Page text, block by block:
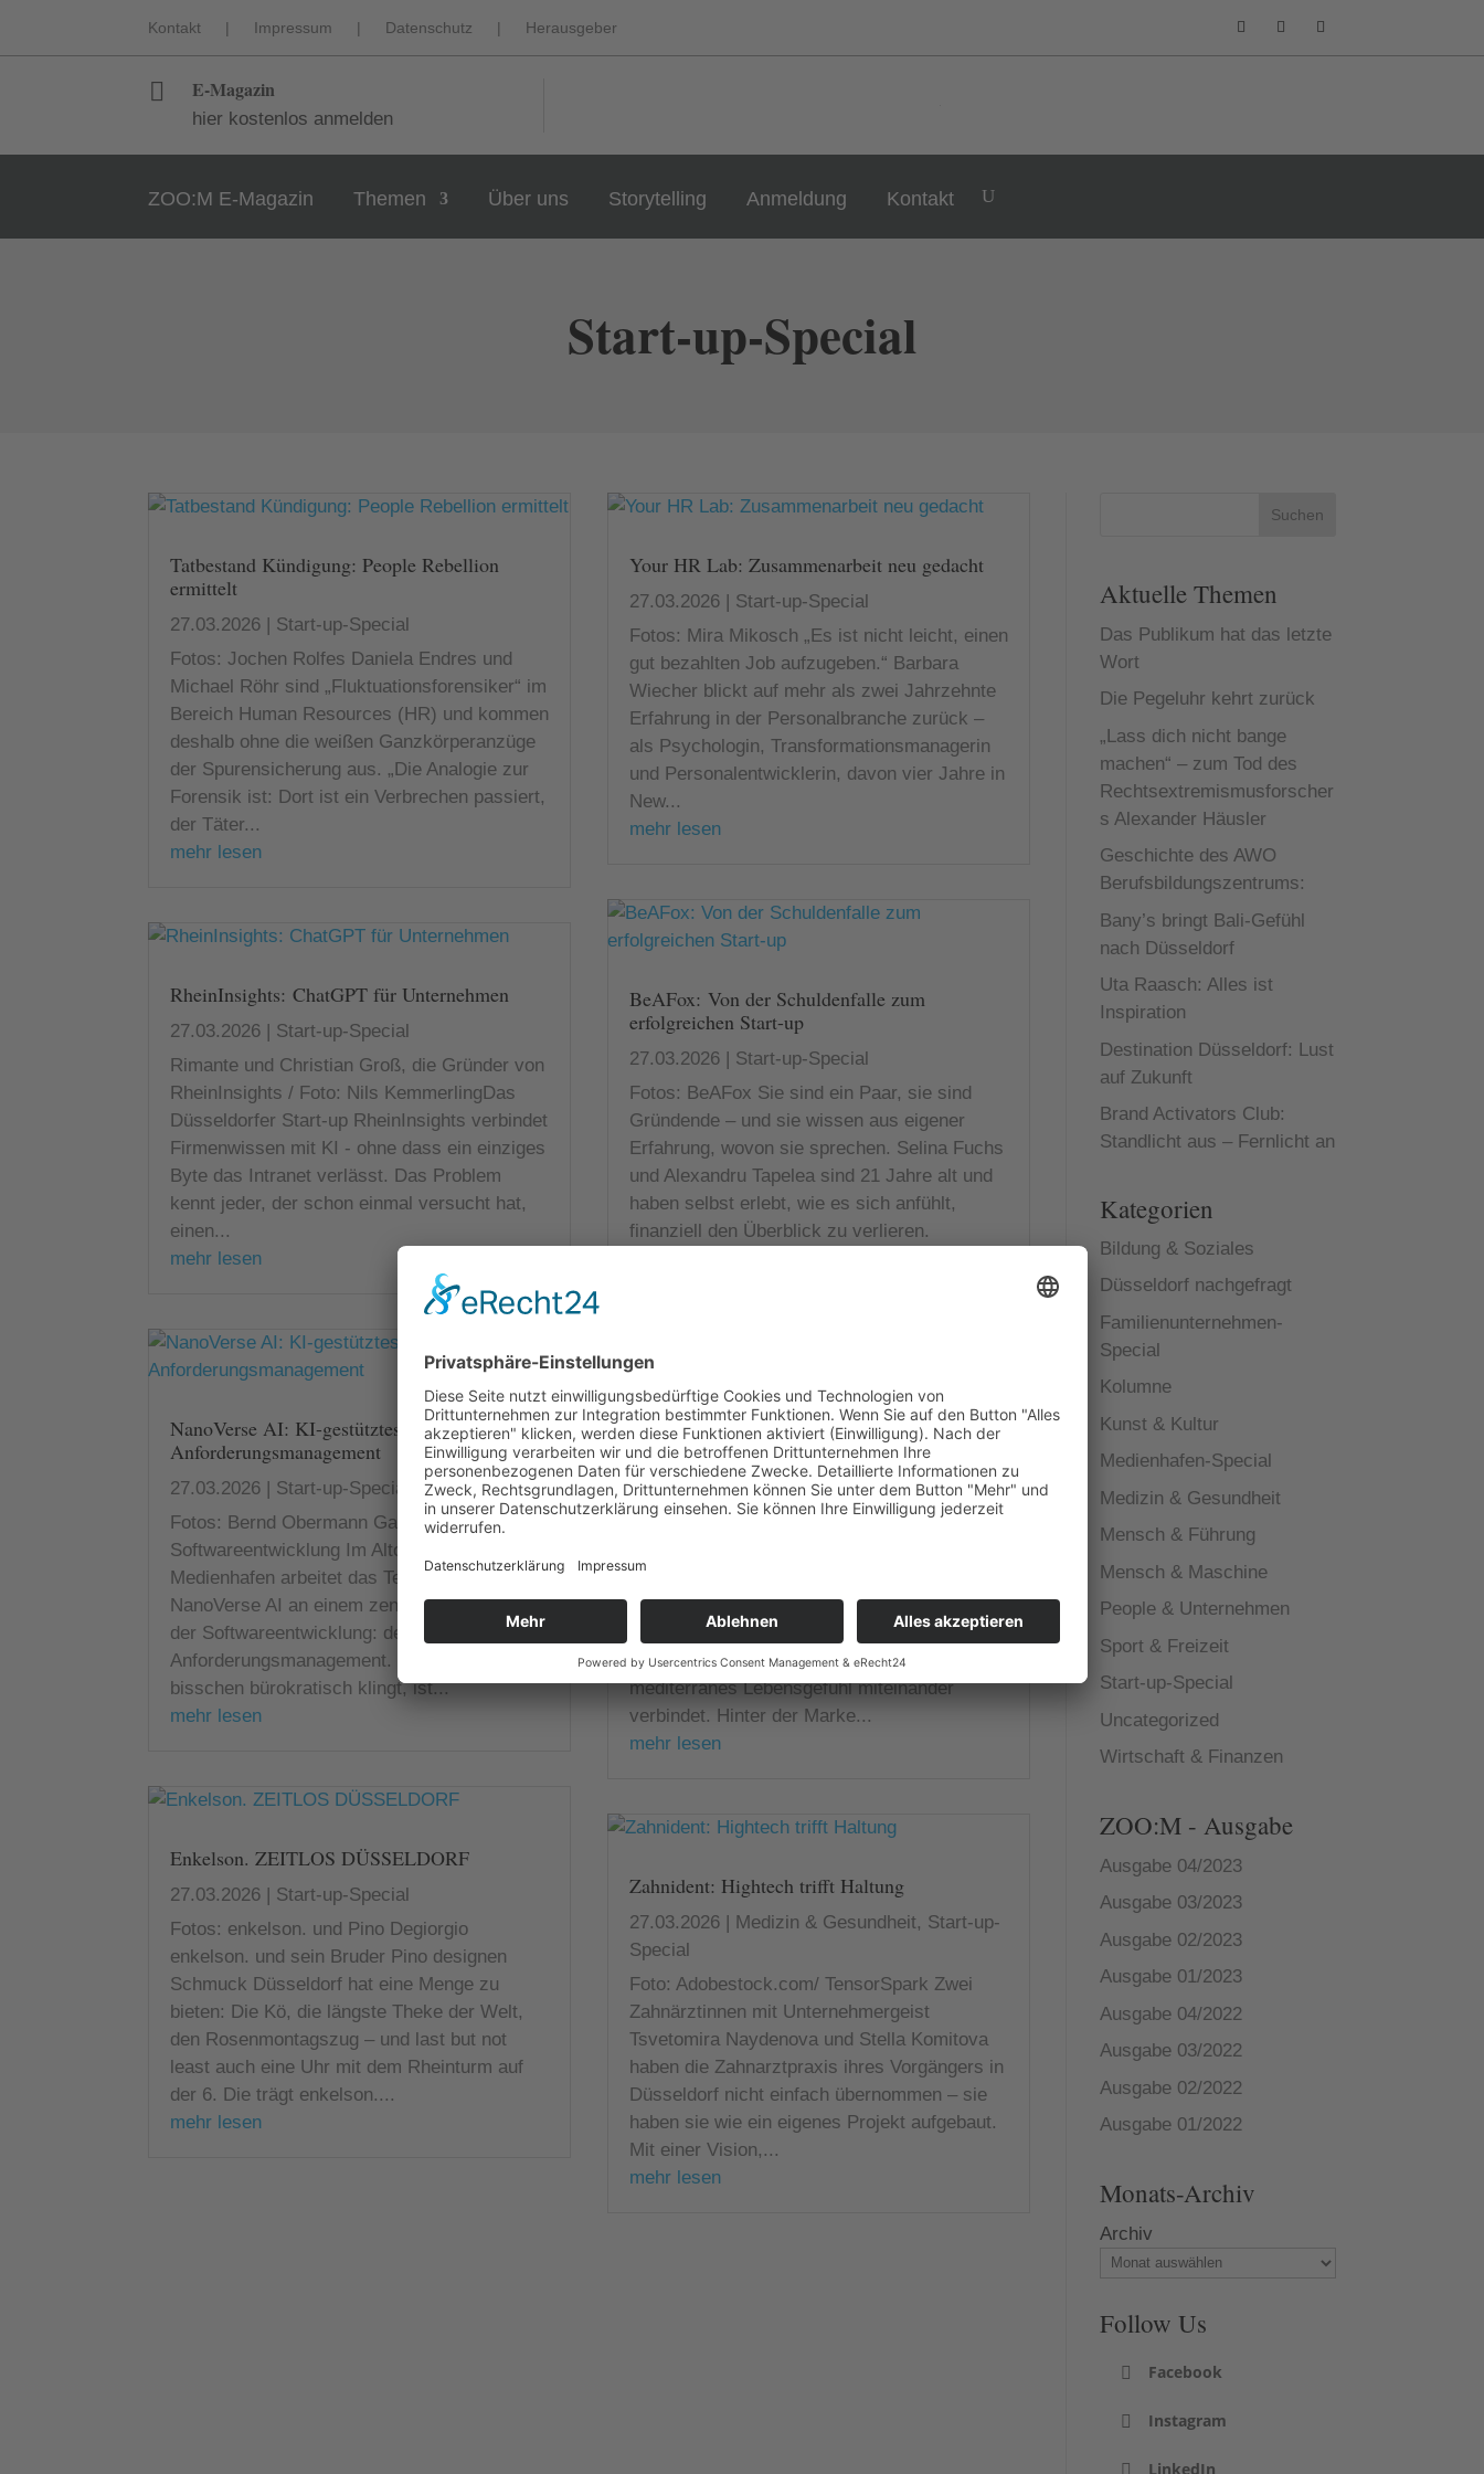
Kontakt | Impressum | Datenschutz | Herausgeber
 E-Magazin
hier kostenlos anmelden
ZOO:M E-Magazin Themen Über uns Storytelling Anmeldung Kontakt
Start-up-Special
Tatbestand Kündigung: People Rebellion
ermittelt
27.03.2026 | Start-up-Special
Fotos: Jochen Rolfes Daniela Endres und
Michael Röhr sind „Fluktuationsforensiker“ im
Bereich Human Resources (HR) und kommen
deshalb ohne die weißen Ganzkörperanzüge
der Spurensicherung aus. „Die Analogie zur
Forensik ist: Dort ist ein Verbrechen passiert,
der Täter...
mehr lesen
RheinInsights: ChatGPT für Unternehmen
27.03.2026 | Start-up-Special
Rimante und Christian Groß, die Gründer von
RheinInsights / Foto: Nils KemmerlingDas
Düsseldorfer Start-up RheinInsights verbindet
Firmenwissen mit KI - ohne dass ein einziges
Byte das Intranet verlässt. Das Problem
kennt jeder, der schon einmal versucht hat,
einen...
mehr lesen
NanoVerse AI: KI-gestütztes
Anforderungsmanagement
27.03.2026 | Start-up-Special
Fotos: Bernd Obermann Gamechanger in der
Softwareentwicklung Im Alto im Düsseldorfer
Medienhafen arbeitet das Team von
NanoVerse AI an einem zentralen Engpass in
der Softwareentwicklung: dem
Anforderungsmanagement. Was vielleicht ein
bisschen bürokratisch klingt, ist...
mehr lesen
Enkelson. ZEITLOS DÜSSELDORF
27.03.2026 | Start-up-Special
Fotos: enkelson. und Pino Degiorgio
enkelson. und sein Bruder Pino designen
Schmuck Düsseldorf hat eine Menge zu
bieten: Die Kö, die längste Theke der Welt,
den Rosenmontagszug – und last but not
least auch eine Uhr mit dem Rheinturm auf
der 6. Die trägt enkelson....
mehr lesen
Your HR Lab: Zusammenarbeit neu gedacht
27.03.2026| Start-up-Special
Fotos: Mira Mikosch „Es ist nicht leicht, einen
gut bezahlten Job aufzugeben.“ Barbara
Wiecher blickt auf mehr als zwei Jahrzehnte
Erfahrung in der Personalbranche zurück –
als Psychologin, Transformationsmanagerin
und Personalentwicklerin, davon vier Jahre in
New...
mehr lesen
BeAFox: Von der Schuldenfalle zum
erfolgreichen Start-up
27.03.2026| Start-up-Special
Fotos: BeAFox Sie sind ein Paar, sie sind
Gründende – und sie wissen aus eigener
Erfahrung, wovon sie sprechen. Selina Fuchs
und Alexandru Tapelea sind 21 Jahre alt und
haben selbst erlebt, wie es sich anfühlt,
finanziell den Überblick zu verlieren.
Luxiara: Eleganter Schmuck, der im Alltag
überzeugt
27.03.2026| Start-up-Special
Jahren als Standort für Mode, Design und
Unternehmertum. Mit Luxiara ist Ende 2025
ein neues Schmucklabel hinzugekommen,
das Eleganz, Alltagstauglichkeit und
mediterranes Lebensgefühl miteinander
verbindet. Hinter der Marke...
mehr lesen
Zahnident: Hightech trifft Haltung
27.03.2026| Medizin & Gesundheit, Start-up-
Special
Foto: Adobestock.com/ TensorSpark Zwei
Zahnärztinnen mit Unternehmergeist
Tsvetomira Naydenova und Stella Komitova
haben die Zahnarztpraxis ihres Vorgängers in
Düsseldorf nicht einfach übernommen – sie
haben sie wie ein eigenes Projekt aufgebaut.
Mit einer Vision,...
mehr lesen
Suchen
Aktuelle Themen
Das Publikum hat das letzte
Wort
Die Pegeluhr kehrt zurück
„Lass dich nicht bange
machen“ – zum Tod des
Rechtsextremismusforscher
s Alexander Häusler
Geschichte des AWO
Berufsbildungszentrums:
Bany’s bringt Bali-Gefühl
nach Düsseldorf
Uta Raasch: Alles ist
Inspiration
Destination Düsseldorf: Lust
auf Zukunft
Brand Activators Club:
Standlicht aus – Fernlicht an
Kategorien
Bildung & Soziales
Düsseldorf nachgefragt
Familienunternehmen-
Special
Kolumne
Kunst & Kultur
Medienhafen-Special
Medizin & Gesundheit
Mensch & Führung
Mensch & Maschine
People & Unternehmen
Sport & Freizeit
Start-up-Special
Uncategorized
Wirtschaft & Finanzen
ZOO:M - Ausgabe
Ausgabe 04/2023
Ausgabe 03/2023
Ausgabe 02/2023
Ausgabe 01/2023
Ausgabe 04/2022
Ausgabe 03/2022
Ausgabe 02/2022
Ausgabe 01/2022
Monats-Archiv
Archiv
Follow Us
Facebook
Instagram
LinkedIn